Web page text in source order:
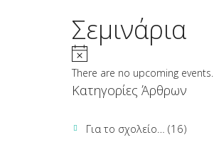
Σεμινάρια
There are no upcoming events.
Κατηγορίες Άρθρων
Για το σχολείο… (16)